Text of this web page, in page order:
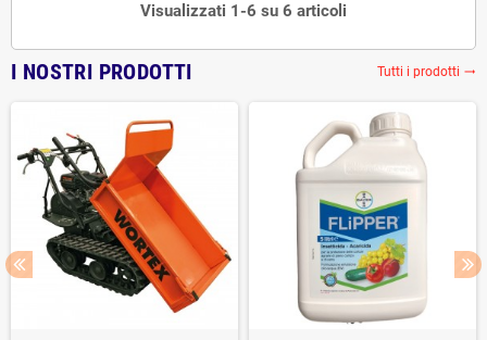
Visualizzati 1-6 su 6 articoli
I NOSTRI PRODOTTI Tutti i prodotti trending_flat